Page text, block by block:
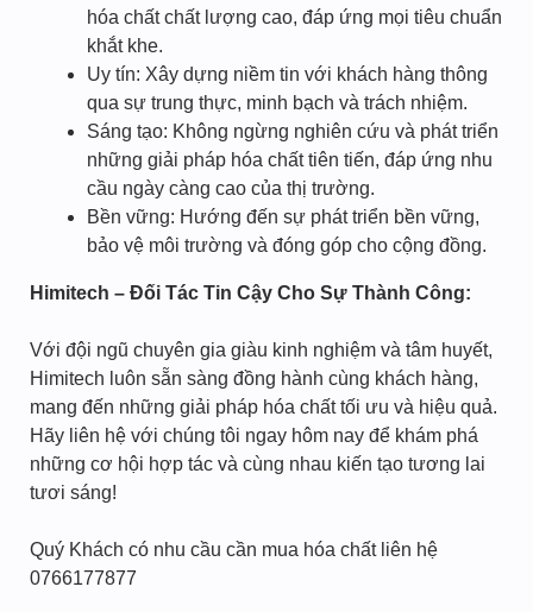
hóa chất chất lượng cao, đáp ứng mọi tiêu chuẩn
khắt khe.
Uy tín: Xây dựng niềm tin với khách hàng thông
qua sự trung thực, minh bạch và trách nhiệm.
Sáng tạo: Không ngừng nghiên cứu và phát triển
những giải pháp hóa chất tiên tiến, đáp ứng nhu
cầu ngày càng cao của thị trường.
Bền vững: Hướng đến sự phát triển bền vững,
bảo vệ môi trường và đóng góp cho cộng đồng.
Himitech – Đối Tác Tin Cậy Cho Sự Thành Công:
Với đội ngũ chuyên gia giàu kinh nghiệm và tâm huyết,
Himitech luôn sẵn sàng đồng hành cùng khách hàng,
mang đến những giải pháp hóa chất tối ưu và hiệu quả.
Hãy liên hệ với chúng tôi ngay hôm nay để khám phá
những cơ hội hợp tác và cùng nhau kiến tạo tương lai
tươi sáng!
Quý Khách có nhu cầu cần mua hóa chất liên hệ
0766177877